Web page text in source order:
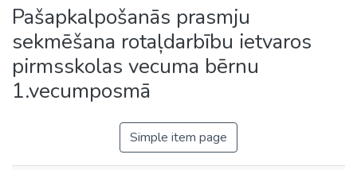
Pašapkalpošanās prasmju
sekmēšana rotaļdarbību ietvaros
pirmsskolas vecuma bērnu
1.vecumposmā
Simple item page